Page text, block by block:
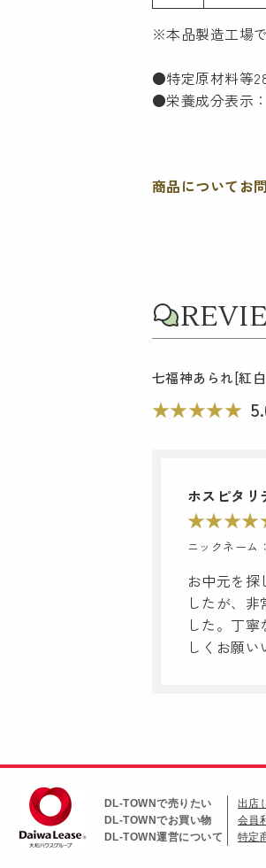
※本品製造工場
●特定原材料等
●栄養成分表示
商品についてお
七福神あられ[紅
★★★★★
ホスピタリ
★★★★
ニックネーム：
お中元を
したが、
した。丁
しくお願い
DL-TOWNで売りたい 出店
DL-TOWNでお買い物
会員
DL-TOWN運営について
特定